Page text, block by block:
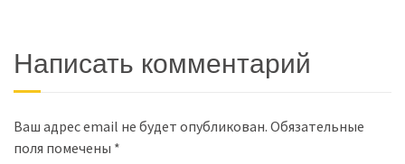
Написать комментарий
Ваш адрес email не будет опубликован. Обязательные
поля помечены *